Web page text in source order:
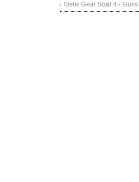
Metal Gear Solid 4 -